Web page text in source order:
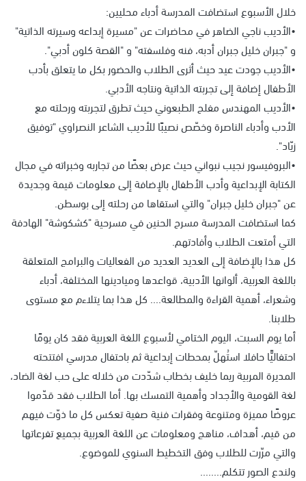
خلال الأسبوع استضافت المدرسة أدباء محليين:
•الأديب ناجي الضاهر في محاضرات عن "مسيرة إبداعه وسيرته الذاتية"
و "جبران خليل جبران أدبه، فنه وفلسفته" و "القصة كلون أدبي".
•الأديب جودت عيد حيث أثرى الطلاب والحضور بكل ما يتعلق بأدب
الأطفال إضافة إلى تجربته الذاتية ونتاجه الأدبي.
•الأديب المهندس مفلح الطبعوني حيث تطرق لتجربته ورحلته مع
الأدب وأدباء الناصرة وخصّص نصيبًا للأديب الشاعر النصراوي "توفيق
زيّاد".
•البروفيسور نجيب نبواني حيث عرض بعضًا من تجاربه وخبراته في مجال
الكتابة الإبداعية وأدب الأطفال بالإضافة إلى معلومات قيمة وجديدة
عن "جبران خليل جبران" والتي استقاها من رحلته إلى بوسطن.
كما استضافت المدرسة مسرح الحنين في مسرحية "كشكوشة" الهادفة
التي أمتعت الطلاب وأفادتهم.
كل هذا بالإضافة إلى العديد العديد من الفعاليات والبرامج المتعلقة
باللغة العربية، ألوانها الأدبية، قواعدها وميادينها المختلفة، أدباء
وشعراء، أهمية القراءة والمطالعة.... كل هذا بما يتلاءم مع مستوى
طلابنا.
أما يوم السبت، اليوم الختامي لأسبوع اللغة العربية فقد كان يومًا
احتفاليًّا حافلا استُهلّ بمحطات إبداعية ثم باحتفال مدرسي افتتحته
المديرة المربية ريما خليف بخطاب شدّدت من خلاله على حب لغة الضاد،
لغة القومية والأجداد وأهمية التمسك بها. أما الطلاب فقد قدّموا
عروضًا مميزة ومتنوعة وفقرات فنية صفية تعكس كل ما ذوّت فيهم
من قيم، أهداف، مناهج ومعلومات عن اللغة العربية بجميع تفرعاتها
والتي مرّرت للطلاب وفق التخطيط السنوي للموضوع.
ولندع الصور تتكلم........